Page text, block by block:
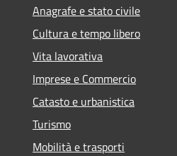
Anagrafe e stato civile
Cultura e tempo libero
Vita lavorativa
Imprese e Commercio
Catasto e urbanistica
Turismo
Mobilità e trasporti